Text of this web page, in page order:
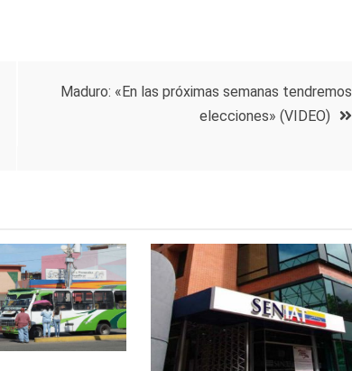
Maduro: «En las próximas semanas tendremos
elecciones» (VIDEO)